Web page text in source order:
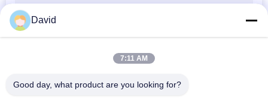
ব্রেক ব্যান্ড লাইনিং
David
7:11 AM
Good day, what product are you looking for?